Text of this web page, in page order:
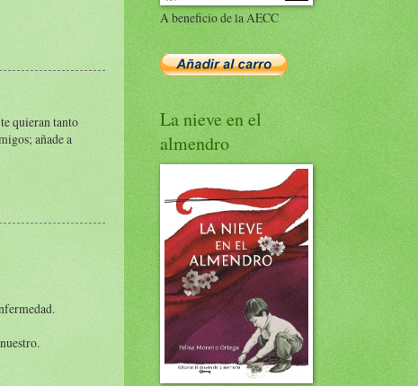
quieran tanto
añade a
A beneficio de la AECC
La nieve en el
almendro